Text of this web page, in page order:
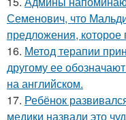
Семенович, что
предложения, которое
16. Метод терапии
другому ее
на английском.
17. Ребёнок
медики назвали это